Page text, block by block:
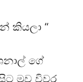
කියලා “
ගේ
මුව විවර